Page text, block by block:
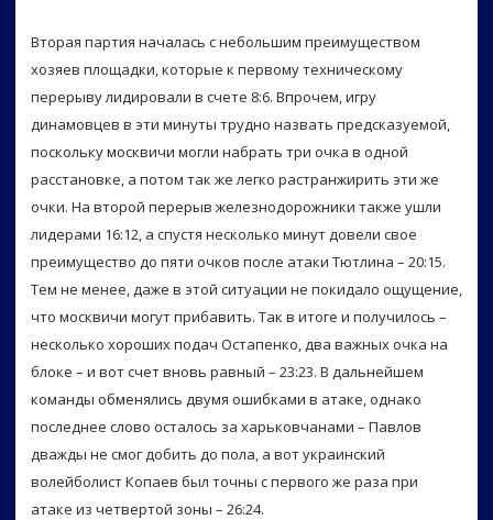
Вторая партия началась с небольшим преимуществом
хозяев площадки, которые к первому техническому
перерыву лидировали в счете 8:6. Впрочем, игру
динамовцев в эти минуты трудно назвать предсказуемой,
поскольку москвичи могли набрать три очка в одной
расстановке, а потом так же легко растранжирить эти же
очки. На второй перерыв железнодорожники также ушли
лидерами 16:12, а спустя несколько минут довели свое
преимущество до пяти очков после атаки Тютлина – 20:15.
Тем не менее, даже в этой ситуации не покидало ощущение,
что москвичи могут прибавить. Так в итоге и получилось –
несколько хороших подач Остапенко, два важных очка на
блоке – и вот счет вновь равный – 23:23. В дальнейшем
команды обменялись двумя ошибками в атаке, однако
последнее слово осталось за харьковчанами – Павлов
дважды не смог добить до пола, а вот украинский
волейболист Копаев был точны с первого же раза при
атаке из четвертой зоны – 26:24.